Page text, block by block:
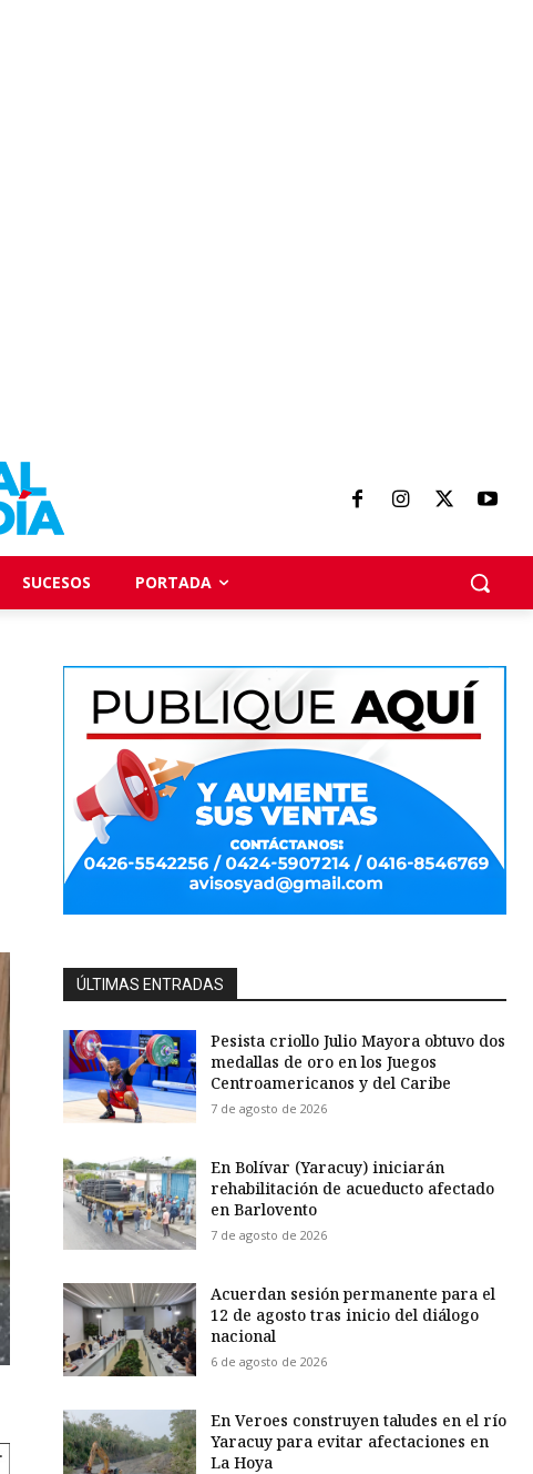
SUCESOS PORTADA
ÚLTIMAS ENTRADAS
Pesista criollo Julio Mayora obtuvo dos
medallas de oro en los Juegos
Centroamericanos y del Caribe
7 de agosto de 2026
En Bolívar (Yaracuy) iniciarán
rehabilitación de acueducto afectado
en Barlovento
7 de agosto de 2026
Acuerdan sesión permanente para el
12 de agosto tras inicio del diálogo
nacional
6 de agosto de 2026
En Veroes construyen taludes en el río
Yaracuy para evitar afectaciones en
La Hoya